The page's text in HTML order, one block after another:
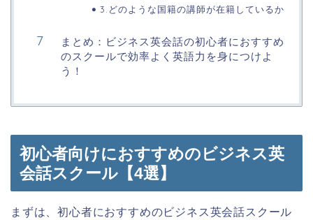
3.どのような国籍の講師が在籍しているか
まとめ：ビジネス英会話の初心者におすすめ
のスクールで効率よく英語力を身につけよ
う！
初心者向けにおすすめのビジネス英
会話スクール【4選】
まずは、初心者におすすめのビジネス英会話スクール